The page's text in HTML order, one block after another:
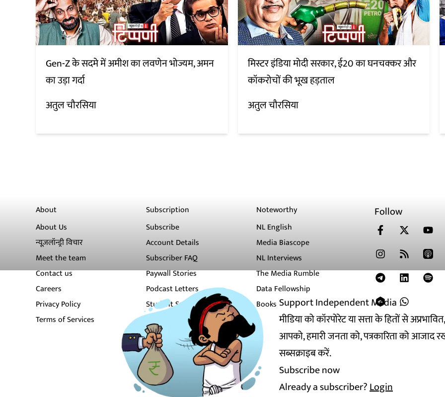
Support Independent Media
मीडिया को कॉरपोरेट या सत्ता के हितों से
आपको, हमारी जनता को, पत्रकारिता को
सब्सक्राइब करें.
Subscribe now
Already a subscriber?Login
Gen-Z के सदमे में अमीश का लवणेन भोज्यम, अमन
का उड़ा गर्दा
अतुल चौरसिया
मिस्टर इंडिया मोदी सरकार, ई20 का घनचक्कर और
कॉकरोचों की भूख हड़ताल
अतुल चौरसिया
About
About Us
न्यूज़लॉन्ड्री विचार
Meet the team
Contact us
Careers
Privacy Policy
Terms of Services
Subscription
Subscribe
Account Details
Subscriber FAQ
Paywall Stories
Podcast Letters
Student Subscription
Newsletters
Noteworthy
NL English
Media Biascope
NL Interviews
The Media Rumble
Data Fellowship
Books
Follow